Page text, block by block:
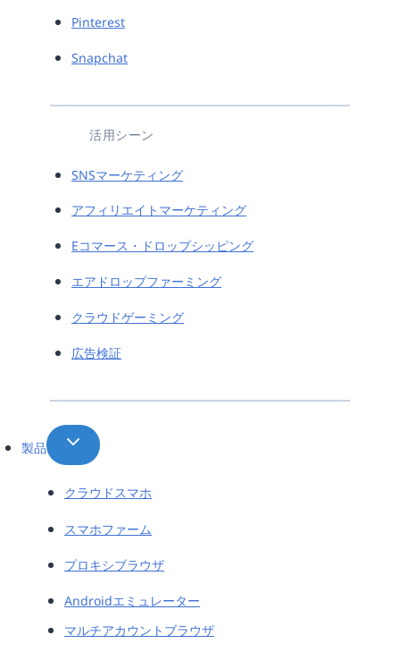
Pinterest
Snapchat
活用シーン
SNSマーケティング
アフィリエイトマーケティング
Eコマース・ドロップシッピング
エアドロップファーミング
クラウドゲーミング
広告検証
製品
クラウドスマホ
スマホファーム
プロキシブラウザ
Androidエミュレーター
マルチアカウントブラウザ